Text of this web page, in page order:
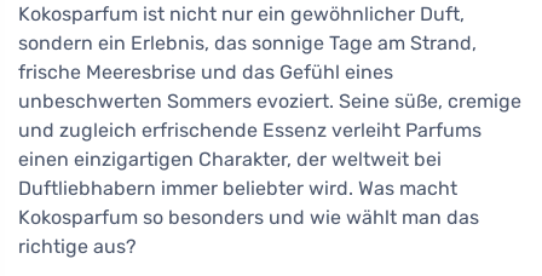
Kokosparfum ist nicht nur ein gewöhnlicher Duft,
sondern ein Erlebnis, das sonnige Tage am Strand,
frische Meeresbrise und das Gefühl eines
unbeschwerten Sommers evoziert. Seine süße, cremige
und zugleich erfrischende Essenz verleiht Parfums
einen einzigartigen Charakter, der weltweit bei
Duftliebhabern immer beliebter wird. Was macht
Kokosparfum so besonders und wie wählt man das
richtige aus?